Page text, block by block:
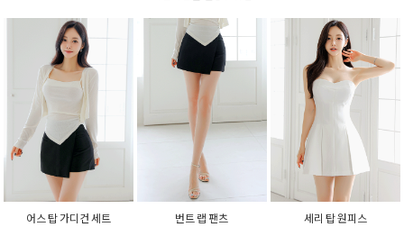
어스 탑 가디건 세트
번트 랩 팬츠
세리 탑 원피스